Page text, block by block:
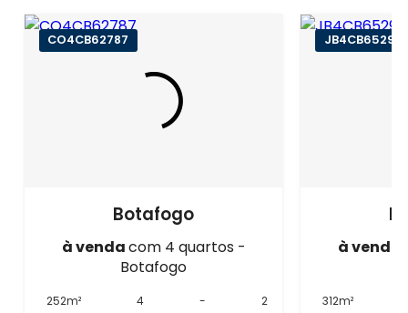
CO4CB62787
Botafogo
à vendacom 4 quartos -
Botafogo
252m² 4 - 2
JB4CB65295
à venda
312m²